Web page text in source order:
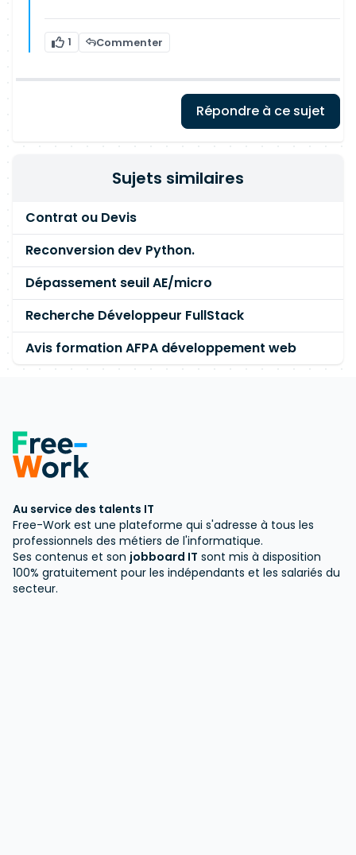
1 Commenter
Répondre à ce sujet
Sujets similaires
Contrat ou Devis
Reconversion dev Python.
Dépassement seuil AE/micro
Recherche Développeur FullStack
Avis formation AFPA développement web
Au service des talents IT
Free-Work est une plateforme qui s'adresse à tous les
professionnels des métiers de l'informatique.
Ses contenus et son jobboard IT sont mis à disposition
100% gratuitement pour les indépendants et les salariés du
secteur.